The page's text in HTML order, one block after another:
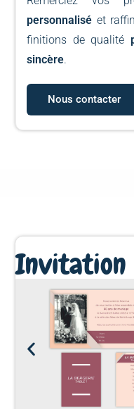
personnalisé et
finitions de qualité
sincère.
Nous contacter
Invitation